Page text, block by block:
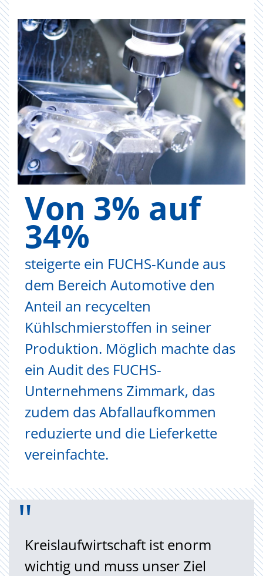
Von 3% auf
34%
steigerte ein FUCHS-Kunde aus
dem Bereich Automotive den
Anteil an recycelten
Kühlschmierstoffen in seiner
Produktion. Möglich machte das
ein Audit des FUCHS-
Unternehmens Zimmark, das
zudem das Abfallaufkommen
reduzierte und die Lieferkette
vereinfachte.
"
Kreislaufwirtschaft ist enorm
wichtig und muss unser Ziel